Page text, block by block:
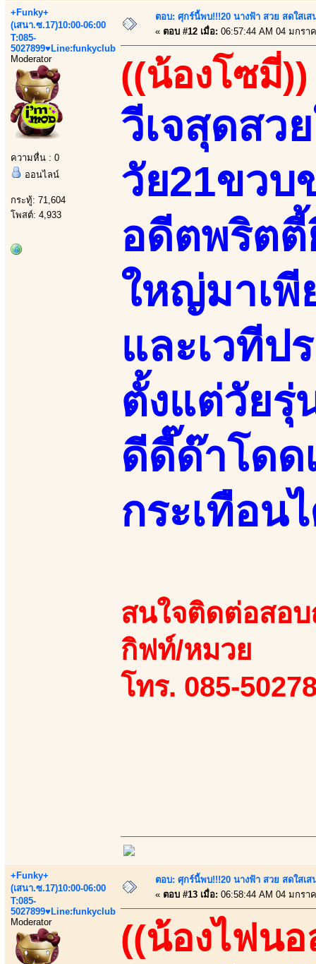
+Funky+
(เสนา.ซ.17)10:00-06:00
T:085-
5027899♥Line:funkyclub
Moderator
ความหื่น : 0
ออนไลน์
กระทู้: 71,604
โพสต์: 4,933
ตอบ: ศุกร์นี้พบ!!!20 นางฟ้า สวย สดใสเส
« ตอบ #12 เมื่อ: 06:57:44 AM 04 มกรา
((น้องโซมี่))
วีเจสุดสว
วัย21ขว
อดีตพริต
ใหญ่มาเพี
และเวทีป
ตั้งแต่วัยรุ่
ดีดี๊ด๊าโดด
กระเทือน
สนใจติดต่อสอบ
กิฟท์/หมวย
โทร. 085-
+Funky+
(เสนา.ซ.17)10:00-06:00
T:085-
5027899♥Line:funkyclub
Moderator
ตอบ: ศุกร์นี้พบ!!!20 นางฟ้า สวย สดใสเส
« ตอบ #13 เมื่อ: 06:58:44 AM 04 มกรา
((น้องไฟนอ